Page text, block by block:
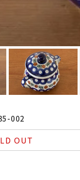
002
OUT